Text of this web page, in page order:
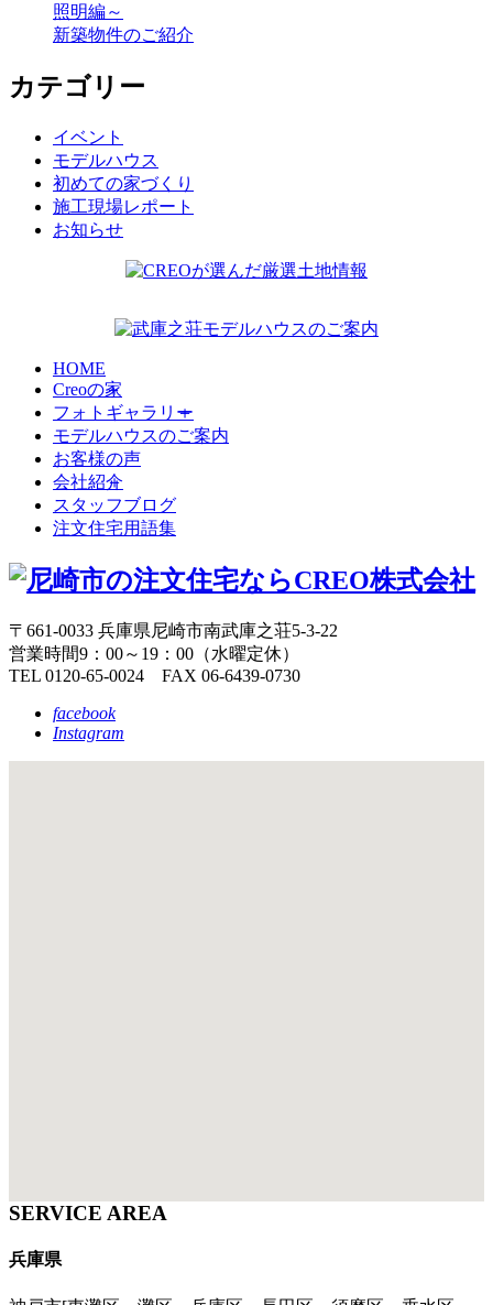
照明編～
新築物件のご紹介
カテゴリー
イベント
モデルハウス
初めての家づくり
施工現場レポート
お知らせ
HOME
Creoの家
フォトギャラリー
モデルハウスのご案内
お客様の声
会社紹介
スタッフブログ
注文住宅用語集
〒661-0033 兵庫県尼崎市南武庫之荘5-3-22
営業時間9：00～19：00（水曜定休）
TEL 0120-65-0024 FAX 06-6439-0730
facebook
Instagram
SERVICE AREA
兵庫県